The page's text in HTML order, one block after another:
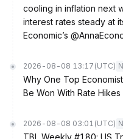
cooling in inflation next
interest rates steady at
Economic’s
2026-08-08 13:17 (UTC)
Why One Top
Be Won With Rate Hikes
2026-08-08 03:01 (UTC)
TBL Weekly #180: US